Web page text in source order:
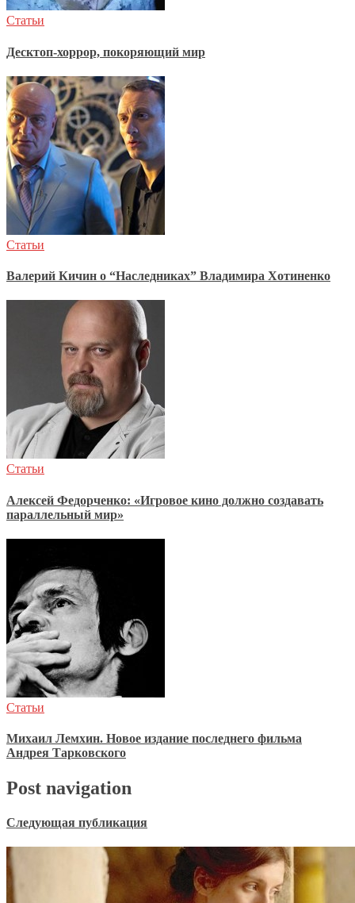
Статьи
Десктоп-хоррор, покоряющий мир
Статьи
Валерий Кичин о “Наследниках” Владимира Хотиненко
Статьи
Алексей Федорченко: «Игровое кино должно создавать
параллельный мир»
Статьи
Михаил Лемхин. Новое издание последнего фильма
Андрея Тарковского
Post navigation
Следующая публикация